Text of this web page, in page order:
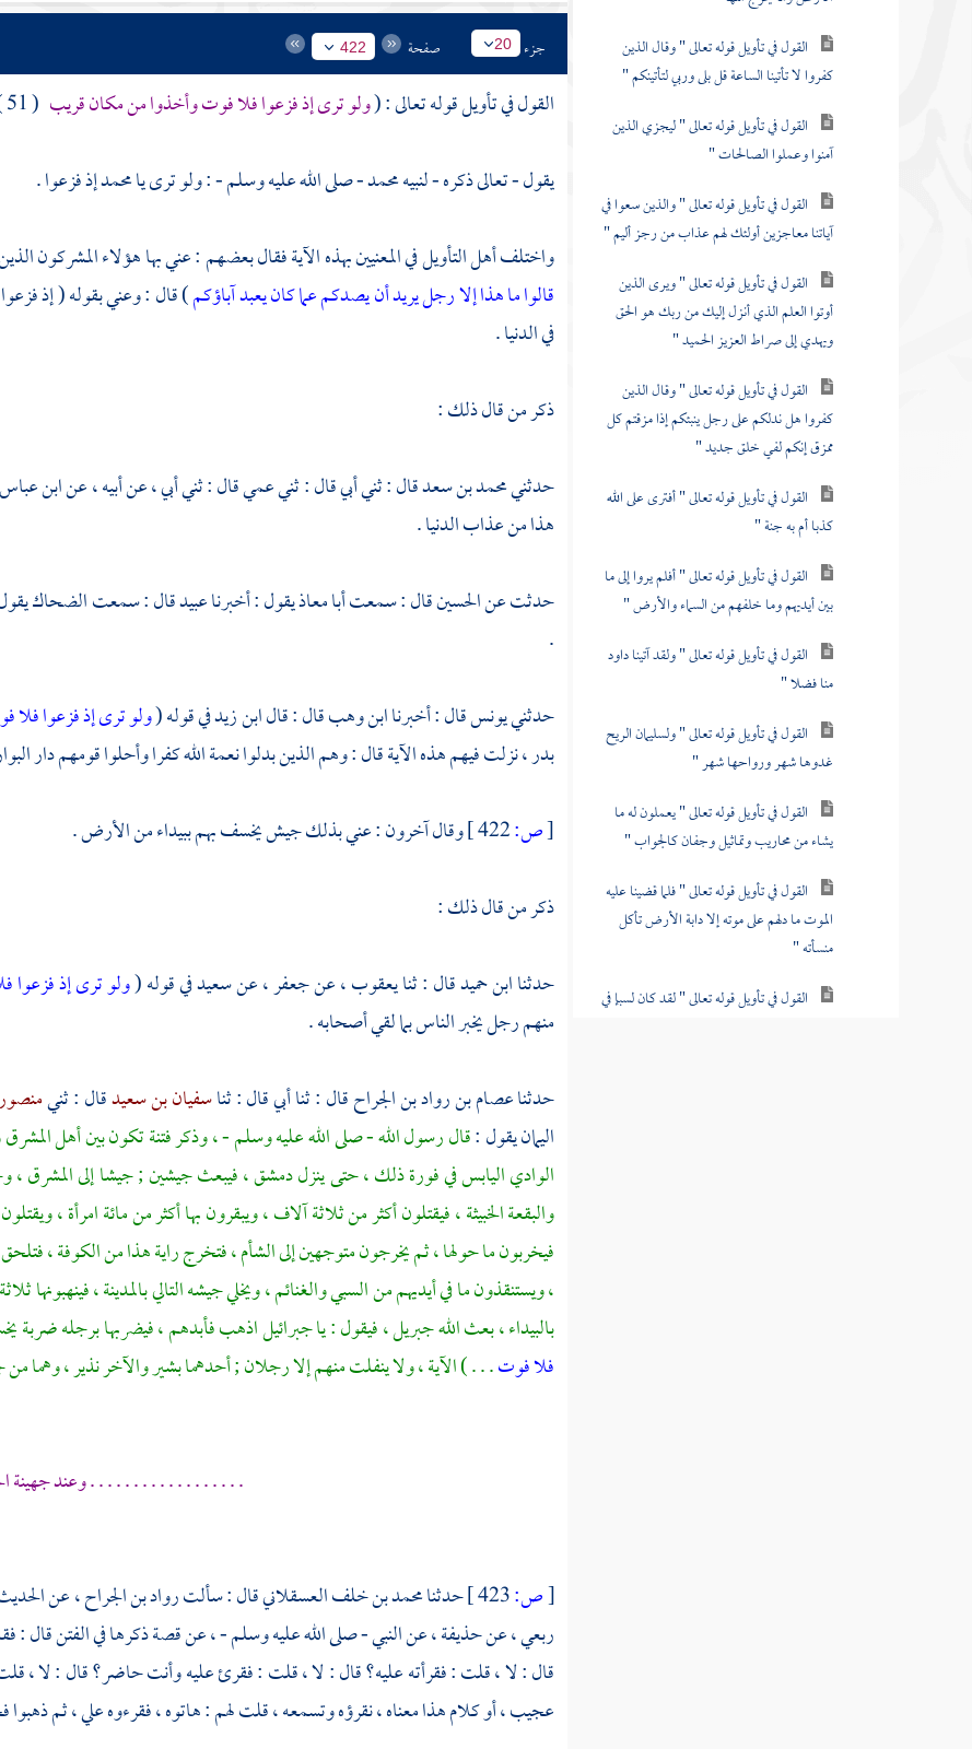
القول في تأويل قوله تعالى " وقال الذين
كفروا لا تأتينا الساعة قل بلى وربي لتأتينكم "
القول في تأويل قوله تعالى " ليجزي الذين
آمنوا وعملوا الصالحات "
القول في تأويل قوله تعالى " والذين سعوا في
آياتنا معاجزين أولئك لهم عذاب من رجز أليم "
القول في تأويل قوله تعالى " ويرى الذين
أوتوا العلم الذي أنزل إليك من ربك هو الحق
ويهدي إلى صراط العزيز الحميد "
القول في تأويل قوله تعالى " وقال الذين
كفروا هل ندلكم على رجل ينبئكم إذا مزقتم كل
ممزق إنكم لفي خلق جديد "
القول في تأويل قوله تعالى " أفترى على الله
كذبا أم به جنة "
القول في تأويل قوله تعالى " أفلم يروا إلى ما
بين أيديهم وما خلفهم من السماء والأرض "
القول في تأويل قوله تعالى " ولقد آتينا داود
منا فضلا "
القول في تأويل قوله تعالى " ولسليمان الريح
غدوها شهر ورواحها شهر "
القول في تأويل قوله تعالى " يعملون له ما
يشاء من محاريب وتماثيل وجفان كالجواب "
القول في تأويل قوله تعالى " فلما قضينا عليه
الموت ما دلهم على موته إلا دابة الأرض تأكل
منسأته "
القول في تأويل قوله تعالى " لقد كان لسبإ في
جزء 20 صفحة 422
القول في تأويل قوله تعالى : (ولو ترى إذ فزعوا فلا فوت وأخذوا من مكان قريب ( 51 ) )
يقول - تعالى ذكره - لنبيهمحمد- صلى الله عليه وسلم - : ولو ترى يامحمدإذ فزعوا .
واختلف أهل التأويل في المعنيين بهذه الآية فقال بعضهم : عني بها هؤلاء المشركون
قالوا ما هذا إلا رجل يريد أن يصدكم عما كان يعبد آباؤكم) قال : وعني بقوله ( إذ
في الدنيا .
ذكر من قال ذلك :
حدثنيمحمد بن سعدقال : ثني أبي قال : ثني عمي قال : ثني أبي ، عن أبيه ، عنابن عباس
هذا من عذاب الدنيا .
حدثت عنالحسينقال : سمعتأبا معاذيقول : أخبرناعبيدقال : سمعتالضحاك
.
حدثنييونسقال : أخبرناابن وهبقال : قالابن زيدفي قوله (ولو ترى إذ فزعوا فلا
بدر ،نزلت فيهم هذه الآية قال : وهم الذين بدلوا نعمة الله كفرا وأحلوا قومهم دار
[ص:
وقال آخرون : عني بذلك جيش يخسف بهم ببيداء من الأرض .
ذكر من قال ذلك :
حدثناابن حميدقال : ثنايعقوب ،عنجعفر ،عنسعيدفي قوله (ولو ترى إذ فزعوا
منهم رجل يخبر الناس بما لقي أصحابه .
حدثناعصام بن رواد بن الجراحقال : ثنا أبي قال : ثناسفيان بن سعيدقال : ثني
اليمانيقول :قال رسول الله - صلى الله عليه وسلم - ، وذكر فتنة تكون بين أهل
الوادي اليابس في فورة ذلك ، حتى ينزل دمشق ، فيبعث جيشين ; جيشا إلى المشرق ،
والبقعة الخبيثة ، فيقتلون أكثر من ثلاثة آلاف ، ويبقرون بها أكثر من مائة امرأة ،
فيخربون ما حولها ، ثم يخرجون متوجهين إلىالشأم ،فتخرج راية هذا منالكوفة ،
، ويستنقذون ما في أيديهم من السبي والغنائم ، ويخلي جيشه التاليبالمدينة، فينهبونها
بالبيداء ، بعث اللهجبريل ،فيقول : ياجبرائيلاذهب فأبدهم ، فيضربها برجله ضربة
فلا فوت. . . ) الآية ، ولا ينفلت منهم إلا رجلان ; أحدهما بشير والآخر نذير ، وهما من
. . . . . . . . . . . . . . . . . . وعند جهينة
[ص: حدثنامحمد بن خلف العسقلانيقال : سألترواد بن الجراح ،عن
ربعي ،عنحذيفة ،عن النبي - صلى الله عليه وسلم - ، عن قصة ذكرها في الفتن قال
قال : لا ، قلت : فقرأته عليه؟ قال : لا ، قلت : فقرئ عليه وأنت حاضر؟ قال : لا ،
عجيب ، أو كلام هذا معناه ، نقرؤه وتسمعه ، قلت لهم : هاتوه ، فقرءوه علي ، ثم ذهبوا